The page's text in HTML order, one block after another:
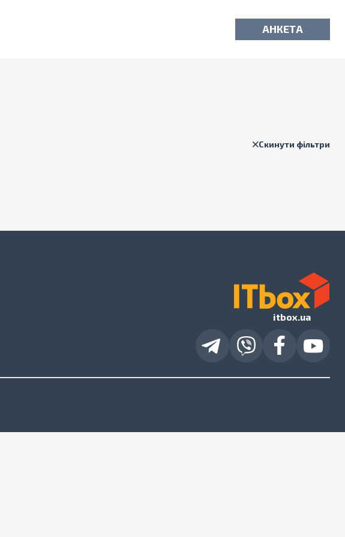
АНКЕТА
Скинути фільтри
itbox.ua